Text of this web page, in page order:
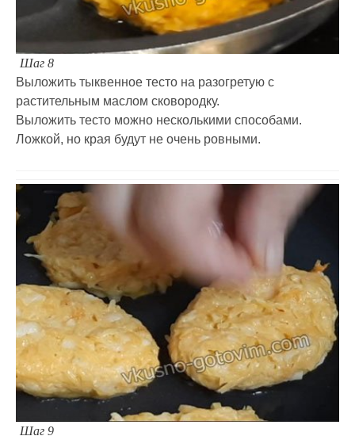
Шаг 8
Выложить тыквенное тесто на разогретую с
растительным маслом сковородку.
Выложить тесто можно несколькими способами.
Ложкой, но края будут не очень ровными.
Шаг 9